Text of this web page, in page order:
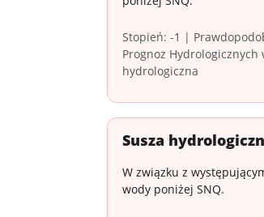
Stopień: -1 |
Prognoz Hydrologicznych
hydrologiczna
Susza
W związku z
wody poniżej SNQ.